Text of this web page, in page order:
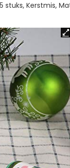
stuks, Kerstmis,